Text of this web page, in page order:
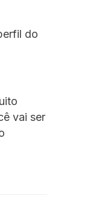
do
vai ser